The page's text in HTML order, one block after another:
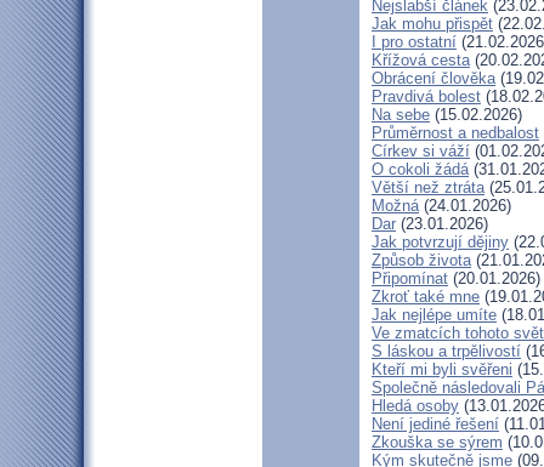
Nejslabší článek
Jak mohu přispět
I pro ostatní
Křížová cesta
Obrácení člověka
Pravdivá bolest
Na sebe (15.02.2026)
Průměrnost a nedbalost
Církev si váží
O cokoli žádá
Větší než ztráta
Možná(24.01.2026)
Dar (23.01.2026)
Jak potvrzují dějiny
Způsob života
Připomínat (20.01.2026)
Zkroť také mne
Jak nejlépe umíte
Ve zmatcích tohoto
S láskou a trpělivostí
Kteří mi byli svěřeni
Společně následovali
Hledá osoby
Není jediné řešení
Zkouška se sýrem
Kým skutečně jsme